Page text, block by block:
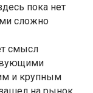
пока нет
сложно
смысл
и крупным